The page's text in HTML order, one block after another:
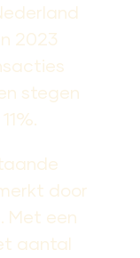
2023
stegen
door
Met een
aantal